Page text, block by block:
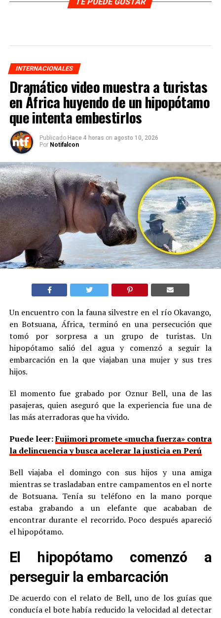
INTERNACIONALES
Dramático video muestra a turistas
en África huyendo de un hipopótamo
que intenta embestirlos
Publicado Hace 4 horas on agosto 10, 2026
Por Notifalcon
Un encuentro con la fauna silvestre en el río Okavango,
en Botsuana, África, terminó en una persecución que
tomó por sorpresa a un grupo de turistas. Un
hipopótamo salió del agua y comenzó a seguir la
embarcación en la que viajaban una mujer y sus tres
hijos.
El momento fue grabado por Oznur Bell, una de las
pasajeras, quien aseguró que la experiencia fue una de
las más aterradoras que ha vivido.
Puede leer:Fujimori promete «mucha fuerza» contra
la delincuencia y busca acelerar la justicia en Perú
Bell viajaba el domingo con sus hijos y una amiga
mientras se trasladaban entre campamentos en el norte
de Botsuana. Tenía su teléfono en la mano porque
estaba grabando a un elefante que acababan de
encontrar durante el recorrido. Poco después apareció
el hipopótamo.
El hipopótamo comenzó a
perseguir la embarcación
De acuerdo con el relato de Bell, uno de los guías que
conducía el bote había reducido la velocidad al detectar